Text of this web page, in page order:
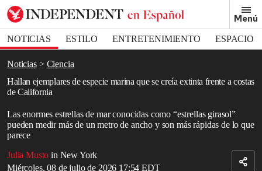
Menú
NOTICIAS ESTILO ENTRETENIMIENTO
ESPACIO
DEPORTES
Noticias
Ciencia
Hallan ejemplares de especie marina que se creía extinta frente a costas
de California
Las enormes estrellas de mar conocidas como “estrellas girasol”
pueden medir más de un metro de ancho y son más rápidas de lo que
parece
Julia Musto in New York
Miércoles, 08 de julio de 2026 17:54 EDT
Bookmark popover
Removed from bookmarks
Close popover